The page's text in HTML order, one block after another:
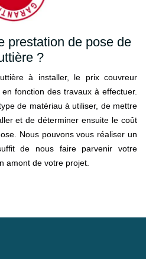
prestation de pose de
?
à installer, le prix couvreur
fonction des travaux à effectuer.
de matériau à utiliser, de mettre
et de déterminer ensuite le coût
Nous pouvons vous réaliser un
de nous faire parvenir votre
amont de votre projet.